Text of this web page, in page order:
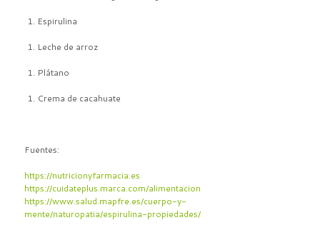
Espirulina
Leche de arroz
Plátano
Crema de cacahuate
Fuentes:
https://nutricionyfarmacia.es
https://cuidateplus.marca.com/alimentacion
https://www.salud.mapfre.es/cuerpo-y-
mente/naturopatia/espirulina-propiedades/